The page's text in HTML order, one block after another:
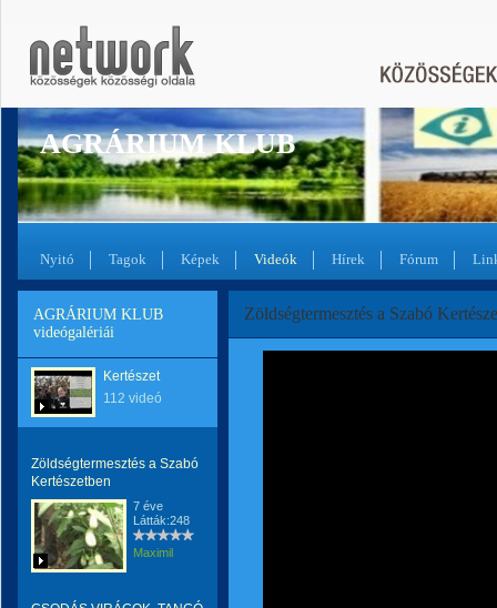
AGRÁRIUM KLUB
Nyitó Tagok Képek Videók Hírek Fórum
AGRÁRIUM KLUB
videógalériái
Kertészet
112 videó
Zöldségtermesztés a Szabó
Kertészetben
7 éve
Látták:248
Maximil
Zöldségtermesztés a Szabó